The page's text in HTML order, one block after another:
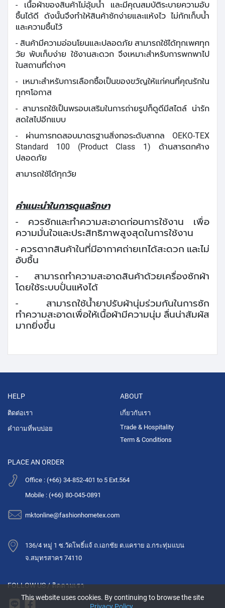
- เนื้อผ้าของสินค้าไม่อุ้มน้ำ และมีคุณสมบัติระบายความอับ
ชื้นได้ดี ดังนั้นจึงทำให้สินค้าซักง่ายและแห้งไว ไม่กักเก็บน้ำ
และความชื้นไว้
- สินค้ามีความอ่อนโยนและปลอดภัย สามารถใช้ได้ทุกเพศทุก
วัย พับเก็บง่าย ใช้งานสะดวก จึงเหมาะสำหรับการพกพาไป
ในสถานที่ต่างๆ
- เหมาะสำหรับการเลือกซื้อเป็นของขวัญให้แก่คนที่คุณรักใน
ทุกๆโอกาส
- สามารถใช้เป็นพรอบเสริมในการถ่ายรูปก็ดูดีมีสไตล์ น่ารัก
สดใสไปอีกแบบ
- ผ่านการทดสอบมาตรฐานสิ่งทอระดับสากล OEKO-TEX
Standard 100 (Product Class 1) ด้านสารตกค้าง
ปลอดภัย
สามารถใช้ได้ทุกวัย
คำแนะนำในการดูแลรักษา
- ควรซักและทำความสะอาดก่อนการใช้งาน เพื่อ
ความมั่นใจและประสิทธิภาพสูงสุดในการใช้งาน
- ควรตากสินค้าในที่มีอากาศถ่ายเทได้สะดวก และไม่
อับชื้น
- สามารถทำความสะอาดสินค้าด้วยเครื่องซักผ้า
โดยใช้ระบบปั่นแห้งได้
- สามารถใช้น้ำยาปรับผ้านุ่มร่วมกันในการซัก
ทำความสะอาดเพื่อให้เนื้อผ้ามีความนุ่ม ลื่นน่าสัมผัส
มากยิ่งขึ้น
HELP
ติดต่อเรา
คำถามที่พบบ่อย
ABOUT
เกี่ยวกับเรา
Trade & Hospitality
Term & Conditions
PLACE AN ORDER
Office : (+66) 34-852-401 to 5 Ext.564
Mobile : (+66) 80-045-0891
mktonline@fashionhometex.com
136/4 หมู่ 1 ซ.วัดโพธิ์แจ้ ถ.เอกชัย ต.แคราย อ.กระทุ่มแบน
จ.สมุทรสาคร 74110
FOLLOW US / ติดตามเรา
This website uses cookies. By continuing to browse the site